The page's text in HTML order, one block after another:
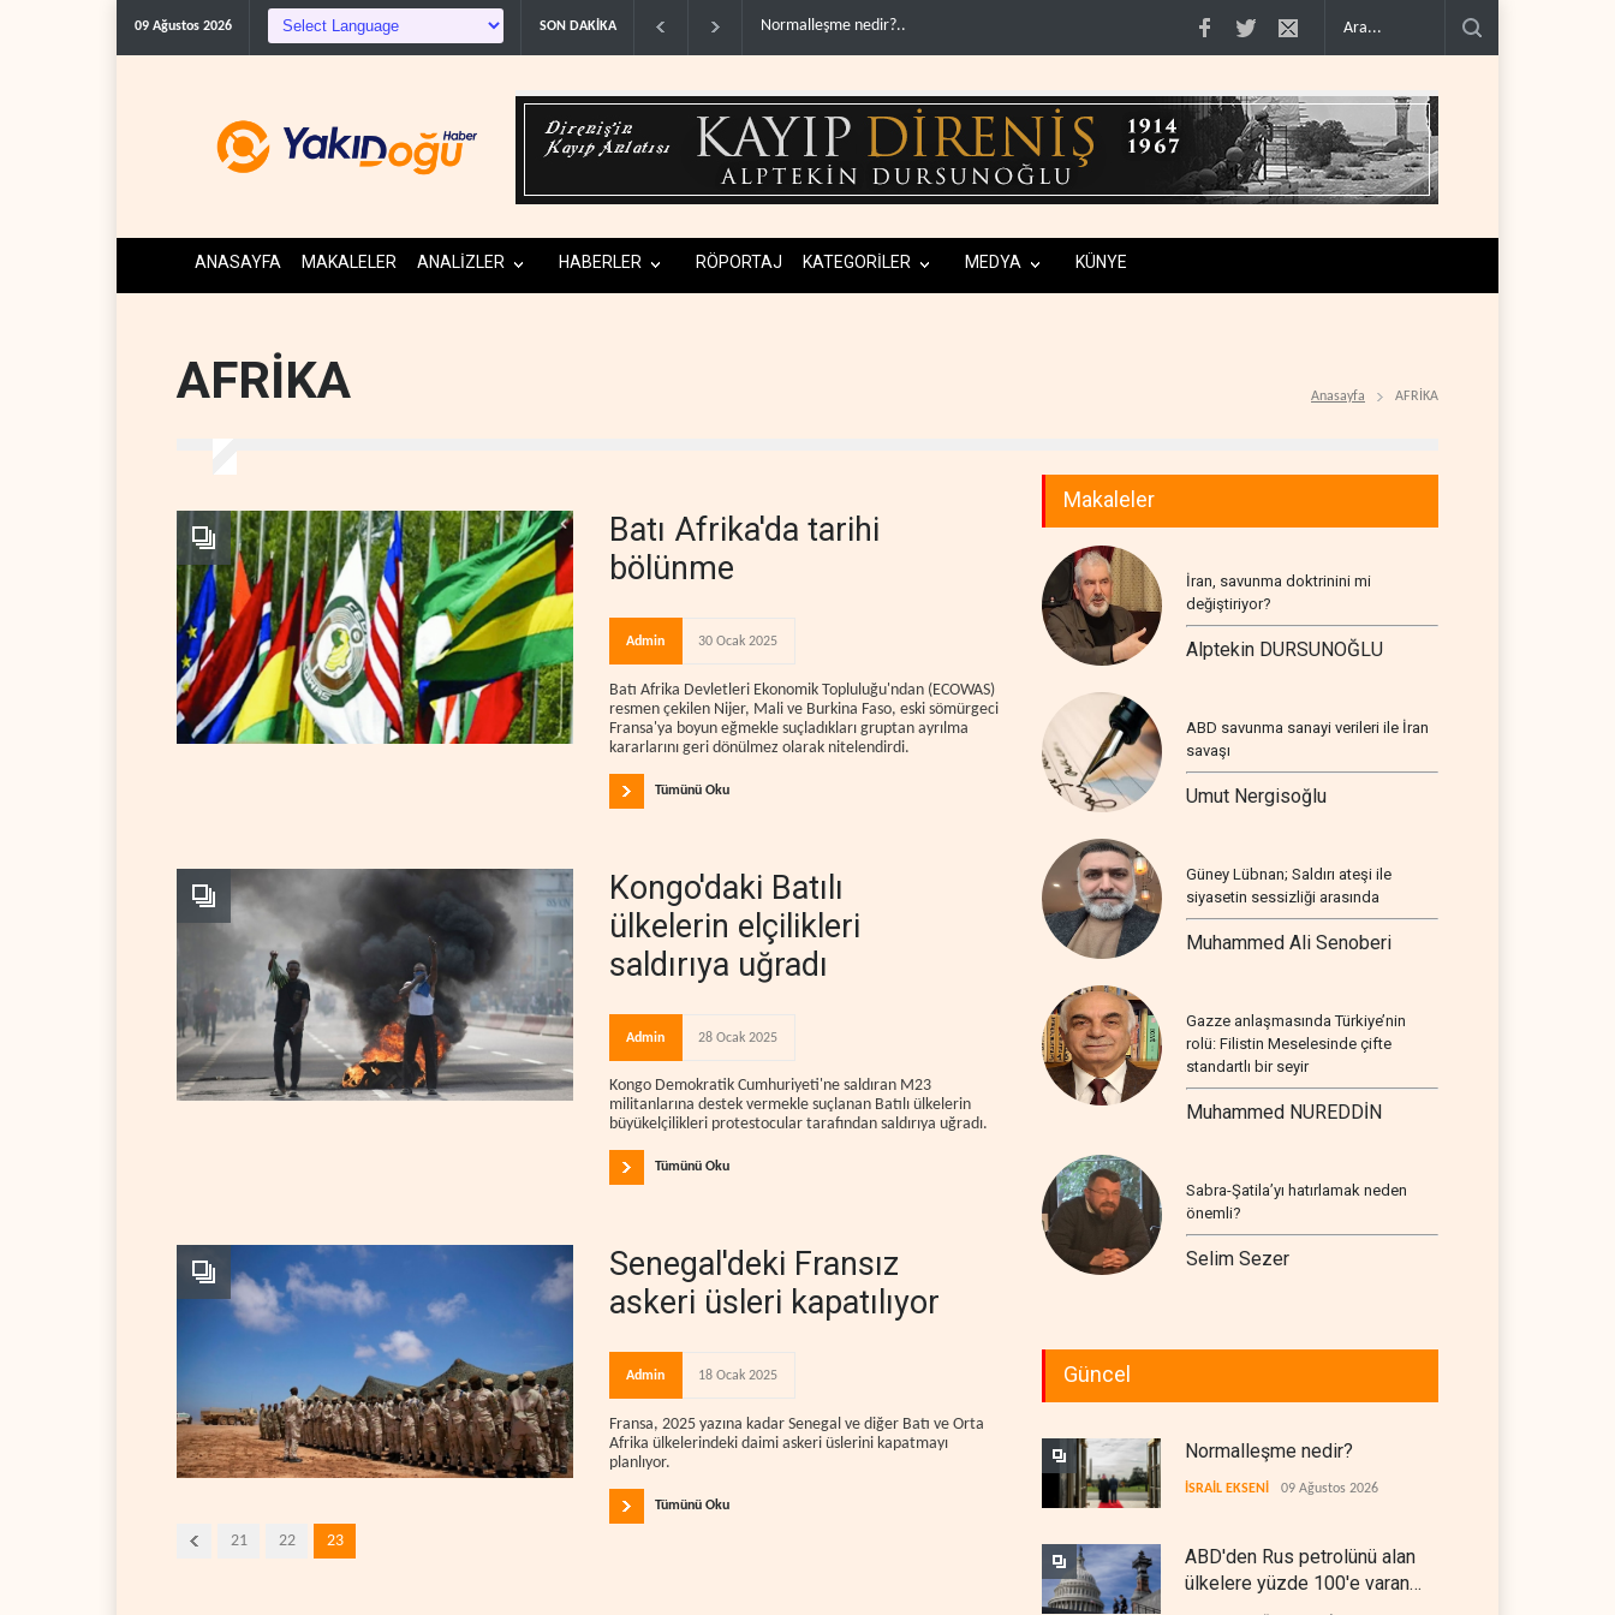
09 Ağustos 2026 SON DAKİKANormalleşme nedir?.. ABD'den Rus petrolünü alan ülkelere yüzde 100'e varan g�.. Demokratlar Trump için azil süreci yerine soruşturma
ANASAYFA MAKALELER ANALİZLER HABERLER RÖPORTAJ KATEGORİLER MEDYA KÜNYE
AFRİKA Anasayfa AFRİKA
Batı Afrika'da tarihi
bölünme
Admin 30 Ocak 2025
Batı Afrika Devletleri Ekonomik Topluluğu'ndan (ECOWAS)
resmen çekilen Nijer, Mali ve Burkina Faso, eski sömürgeci
Fransa'ya boyun eğmekle suçladıkları gruptan ayrılma
kararlarını geri dönülmez olarak nitelendirdi.
Tümünü Oku
Kongo'daki Batılı
ülkelerin elçilikleri
saldırıya uğradı
Admin 28 Ocak 2025
Kongo Demokratik Cumhuriyeti'ne saldıran M23
militanlarına destek vermekle suçlanan Batılı ülkelerin
büyükelçilikleri protestocular tarafından saldırıya uğradı.
Tümünü Oku
Senegal'deki Fransız
askeri üsleri kapatılıyor
Admin 18 Ocak 2025
Fransa, 2025 yazına kadar Senegal ve diğer Batı ve Orta
Afrika ülkelerindeki daimi askeri üslerini kapatmayı
planlıyor.
Tümünü Oku
21 22 23
Makaleler
İran, savunma doktrinini mi
değiştiriyor?
Alptekin DURSUNOĞLU
ABD savunma sanayi verileri ile İran
savaşı
Umut Nergisoğlu
Güney Lübnan; Saldırı ateşi ile
siyasetin sessizliği arasında
Muhammed Ali Senoberi
Gazze anlaşmasında Türkiye’nin
rolü: Filistin Meselesinde çifte
standartlı bir seyir
Muhammed NUREDDİN
Sabra-Şatila’yı hatırlamak neden
önemli?
Selim Sezer
Güncel
Normalleşme nedir?
İSRAİL EKSENİ 09 Ağustos 2026
ABD'den Rus petrolünü alan
ülkelere yüzde 100'e varan
gümrük vergisi